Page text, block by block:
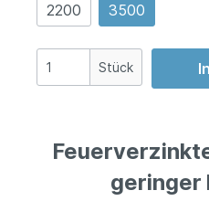
2200
3500
Stück
geringer